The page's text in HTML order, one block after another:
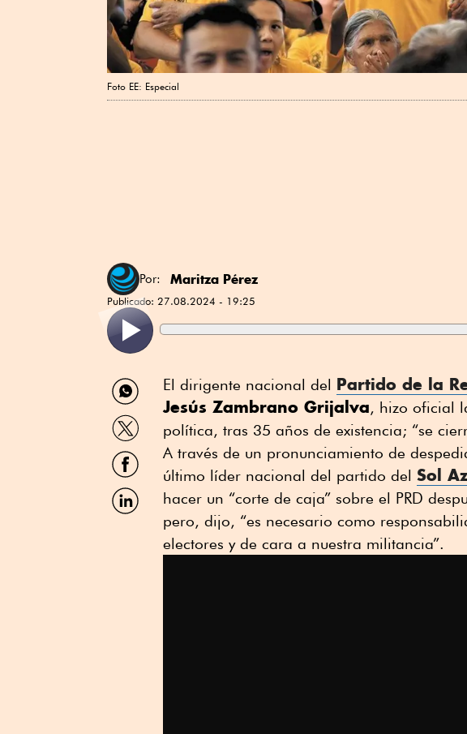
Foto EE: Especial
Por: Maritza Pérez
Publicado: 27.08.2024 - 19:25
Compartir
por
WhatsApp
Compartir
por
Twitter
Compartir
por
Facebook
Compartir
por
El dirigente nacional del Partido de la
Jesús Zambrano Grijalva, hizo oficial
política, tras 35 años de existencia; “se
A través de un pronunciamiento de
último líder nacional del partido del Sol
hacer un “corte de caja” sobre el PRD
pero, dijo, “es necesario como
electores y de cara a nuestra militancia”.